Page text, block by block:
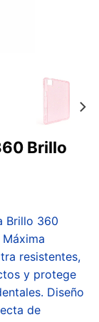
Brillo
Brillo 360
resistentes,
y protege
Diseño
de